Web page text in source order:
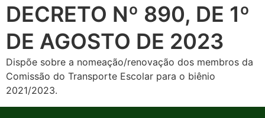
DECRETO Nº 890, DE 1º
DE AGOSTO DE 2023
Dispõe sobre a nomeação/renovação dos membros da
Comissão do Transporte Escolar para o biênio
2021/2023.